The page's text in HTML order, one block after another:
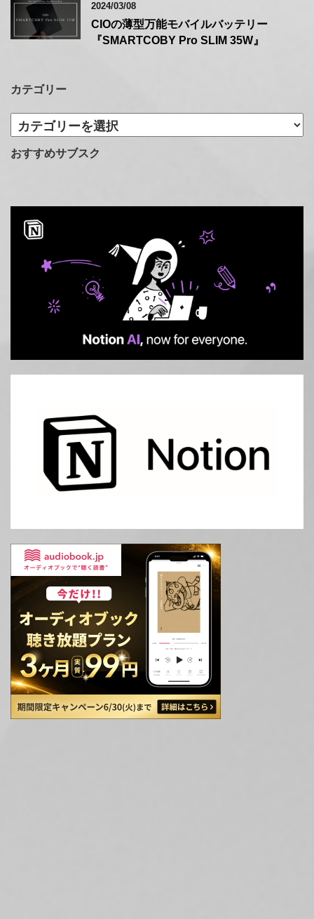
2024/03/08
CIOの薄型万能モバイルバッテリー
『SMARTCOBY Pro SLIM 35W』
カテゴリー
カ
テ
ゴ
おすすめサブスク